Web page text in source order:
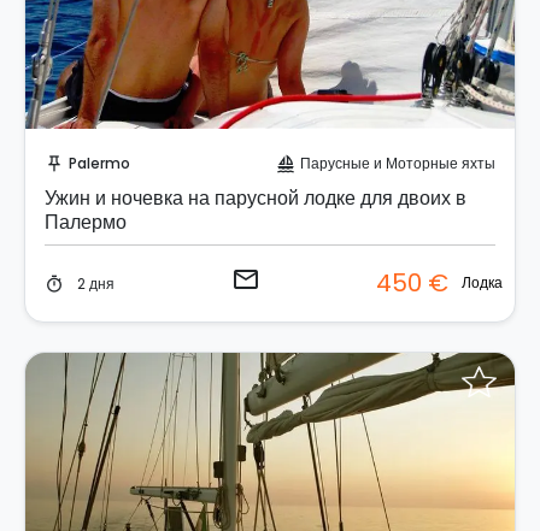
push_pin Palermo sailing Парусные и Моторные яхты
Ужин и ночевка на парусной лодке для двоих в
Палермо
timer 2 дня email 450 € Лодка